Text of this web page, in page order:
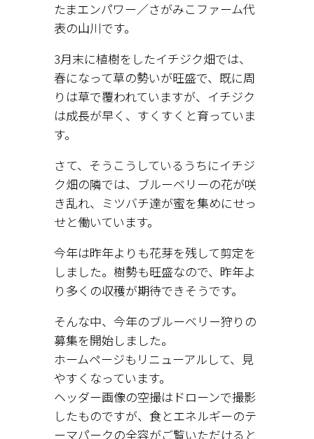
たまエンパワー／さがみこファーム代
表の山川です。
3月末に植樹をしたイチジク畑では、
春になって草の勢いが旺盛で、既に周
りは草で覆われていますが、イチジク
は成長が早く、すくすくと育っていま
す。
さて、そうこうしているうちにイチジ
ク畑の隣では、ブルーベリーの花が咲
き乱れ、ミツバチ達が蜜を集めにせっ
せと働いています。
今年は昨年よりも花芽を残して剪定を
しました。樹勢も旺盛なので、昨年よ
り多くの収穫が期待できそうです。
そんな中、今年のブルーベリー狩りの
募集を開始しました。
ホームページもリニューアルして、見
やすくなっています。
ヘッダー画像の空撮はドローンで撮影
したものですが、食とエネルギーのテ
ーマパークの全容がご覧いただけると